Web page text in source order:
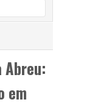
Abreu:
em